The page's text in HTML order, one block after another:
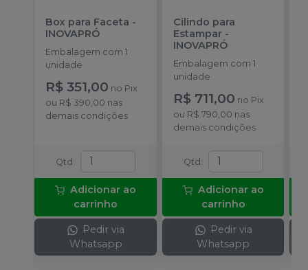
Box para Faceta -
INOVAPRÓ
Embalagem com 1
unidade
R$ 351,00 no Pix
ou R$ 390,00 nas
demais condições
Qtd:
Adicionar ao
carrinho
Pedir via
Whatsapp
Cilindo para
Estampar-
INOVAPRÓ
Embalagem com 1
unidade
R$ 711,00 no Pix
ou R$ 790,00 nas
demais condições
Qtd:
Adicionar ao
carrinho
Pedir via
Whatsapp